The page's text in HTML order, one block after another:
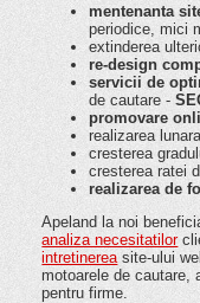
mentenanta
periodice, mici
extinderea
re-design
servicii de
de cautare -
promovare
realizarea
cresterea
cresterea ratei
realizarea de
Apeland la noi
analiza necesitatilor
intretinerea site-ului
motoarele de cautare,
pentru firme.